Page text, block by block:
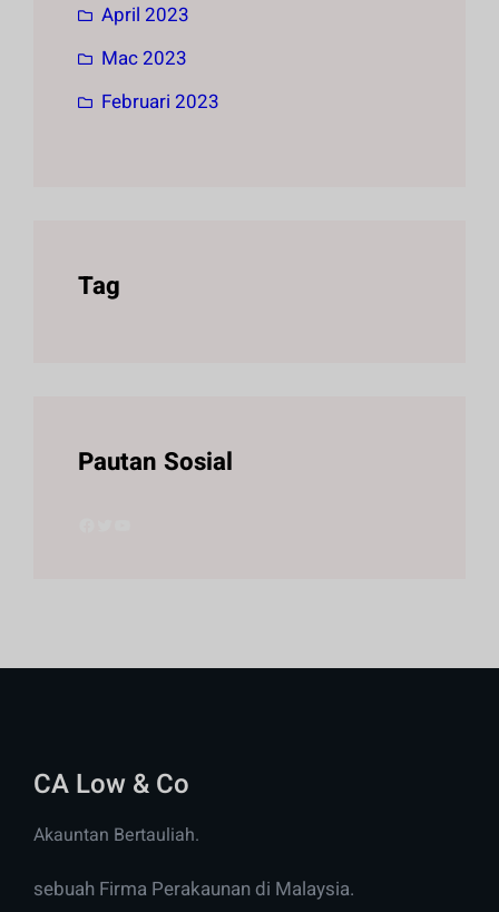
April 2023
Mac 2023
Februari 2023
Tag
Pautan Sosial
CA Low & Co
Akauntan Bertauliah.
sebuah Firma Perakaunan di Malaysia.